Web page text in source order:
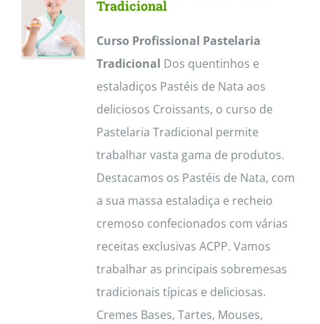
Tradicional
Curso Profissional Pastelaria
Tradicional Dos quentinhos e
estaladiços Pastéis de Nata aos
deliciosos Croissants, o curso de
Pastelaria Tradicional permite
trabalhar vasta gama de produtos.
Destacamos os Pastéis de Nata, com
a sua massa estaladiça e recheio
cremoso confecionados com várias
receitas exclusivas ACPP. Vamos
trabalhar as principais sobremesas
tradicionais típicas e deliciosas.
Cremes Bases, Tartes, Mouses,